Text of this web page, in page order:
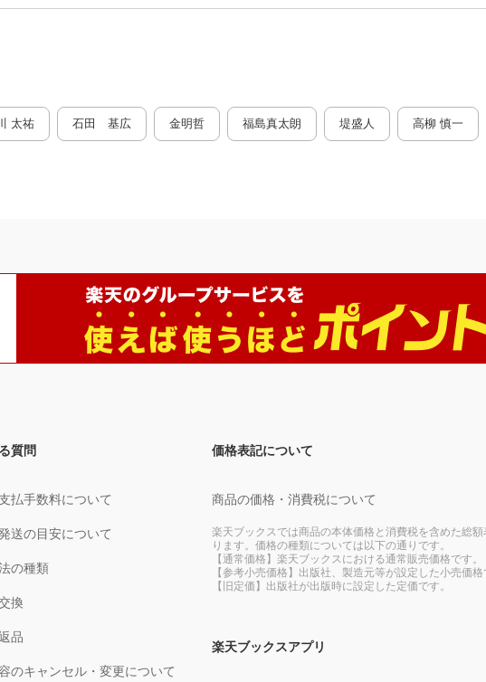
ベルの内容までを学ぶ際の必携の一冊といえ
太祐 石田 基広 金明哲 福島真太朗 堤盛人 高柳 慎一
質問
払手数料について
送の目安について
の種類
換
品
のキャンセル・変更について
価格表記について
商品の価格・消費税について
楽天ブックスでは商品の本体価格と消費税を含めた総額
ります。価格の種類については以下の通りです。
【通常価格】楽天ブックスにおける通常販売価格です。
【参考小売価格】出版社、製造元等が設定した小売価格
【旧定価】出版社が出版時に設定した定価です。
楽天ブックスアプリ